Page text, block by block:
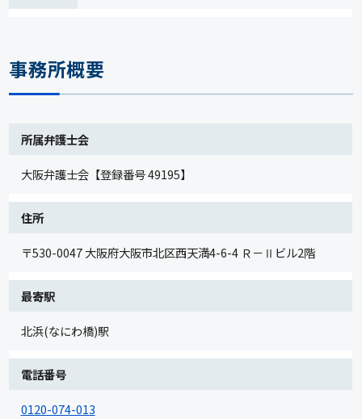
事務所概要
所属弁護士会
大阪弁護士会【登録番号 49195】
住所
〒530-0047 大阪府大阪市北区西天満4-6-4 Ｒ－Ⅱビル2階
最寄駅
北浜(なにわ橋)駅
電話番号
0120-074-013